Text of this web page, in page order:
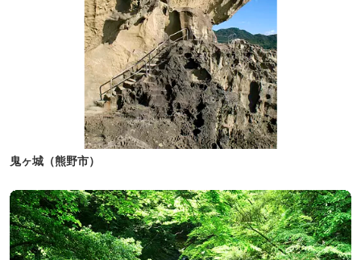
鬼ヶ城（熊野市）